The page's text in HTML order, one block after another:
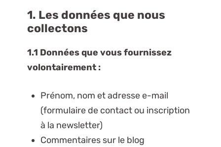
1. Les données que nous
collectons
1.1 Données que vous fournissez
volontairement :
Prénom, nom et adresse e-mail
(formulaire de contact ou inscription
à la newsletter)
Commentaires sur le blog